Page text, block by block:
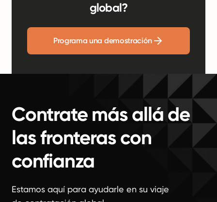
global?
Programa una demostración
Contrate más allá de
las fronteras con
confianza
Estamos aquí para ayudarle en su viaje